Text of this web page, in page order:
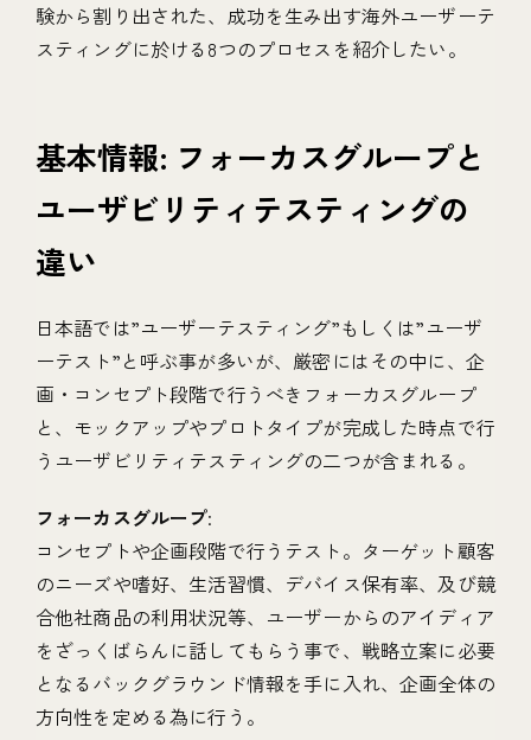
験から割り出された、成功を生み出す海外ユーザーテ
スティングに於ける8つのプロセスを紹介したい。
基本情報: フォーカスグループと
ユーザビリティテスティングの
違い
日本語では”ユーザーテスティング”もしくは”ユーザ
ーテスト”と呼ぶ事が多いが、厳密にはその中に、企
画・コンセプト段階で行うべきフォーカスグループ
と、モックアップやプロトタイプが完成した時点で行
うユーザビリティテスティングの二つが含まれる。
フォーカスグループ:
コンセプトや企画段階で行うテスト。ターゲット顧客
のニーズや嗜好、生活習慣、デバイス保有率、及び競
合他社商品の利用状況等、ユーザーからのアイディア
をざっくばらんに話してもらう事で、戦略立案に必要
となるバックグラウンド情報を手に入れ、企画全体の
方向性を定める為に行う。